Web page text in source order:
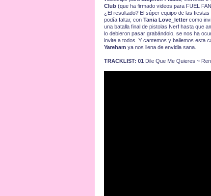
Club(que ha firmado videos para FUEL
¿El resultado? El súper equipo de las
podía faltar, con Tania Love_lettercomo
una batalla final de pistolas Nerf hasta que
lo debieron pasar grabándolo, se nos ha
invite a todos. Y cantemos y bailemos esta
Yareham ya nos llena de envidia sana.
TRACKLIST: 01 Dile Que Me Quieres ~